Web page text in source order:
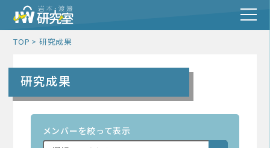
TOP 研究成果
研究成果
メンバーを絞って表示